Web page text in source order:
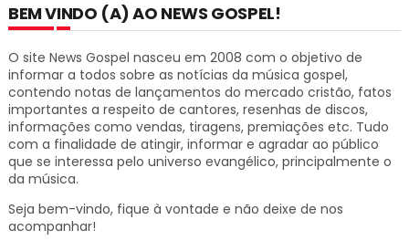
BEM VINDO (A) AO NEWS GOSPEL!
O site News Gospel nasceu em 2008 com o objetivo de
informar a todos sobre as notícias da música gospel,
contendo notas de lançamentos do mercado cristão, fatos
importantes a respeito de cantores, resenhas de discos,
informações como vendas, tiragens, premiações etc. Tudo
com a finalidade de atingir, informar e agradar ao público
que se interessa pelo universo evangélico, principalmente o
da música.
Seja bem-vindo, fique à vontade e não deixe de nos
acompanhar!